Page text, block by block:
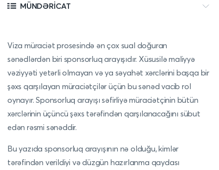
MÜNDƏRICAT
Viza müraciət prosesində ən çox sual doğuran
sənədlərdən biri sponsorluq arayışıdır. Xüsusilə maliyyə
vəziyyəti yetərli olmayan və ya səyahət xərclərini başqa bir
şəxs qarşılayan müraciətçilər üçün bu sənəd vacib rol
oynayır. Sponsorluq arayışı səfirliyə müraciətçinin bütün
xərclərinin üçüncü şəxs tərəfindən qarşılanacağını sübut
edən rəsmi sənəddir.
Bu yazıda sponsorluq arayışının nə olduğu, kimlər
tərəfindən verildiyi və düzgün hazırlanma qaydası